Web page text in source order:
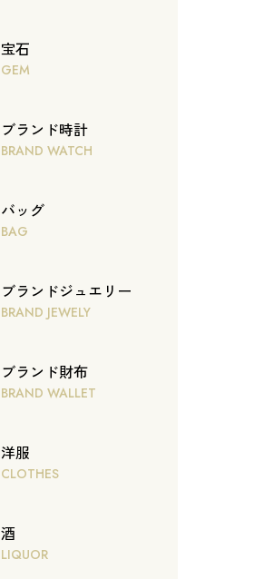
宝石
GEM
ブランド時計
BRAND WATCH
バッグ
BAG
ブランドジュエリー
BRAND JEWELY
ブランド財布
BRAND WALLET
洋服
CLOTHES
酒
LIQUOR